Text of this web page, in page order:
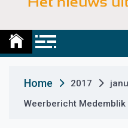
e
t
Medemblik
Home 2017
Weerbericht Medemblik